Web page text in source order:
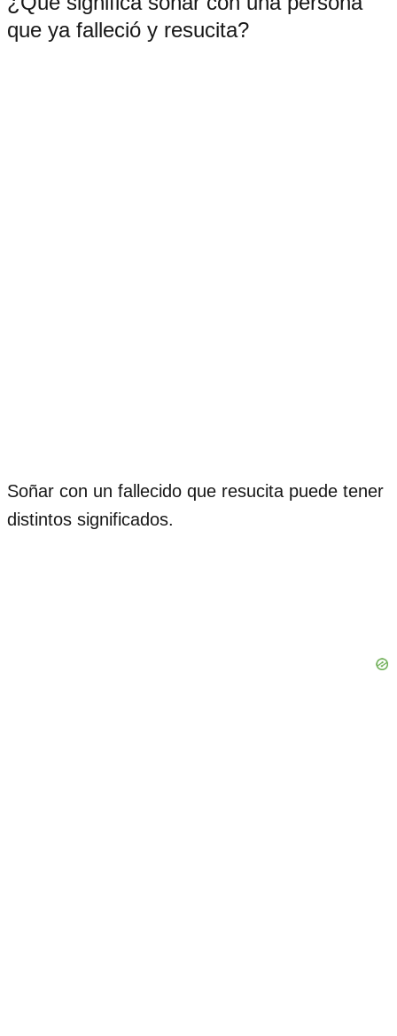
que ya falleció y resucita?
Soñar con un fallecido que resucita puede tener
distintos significados.